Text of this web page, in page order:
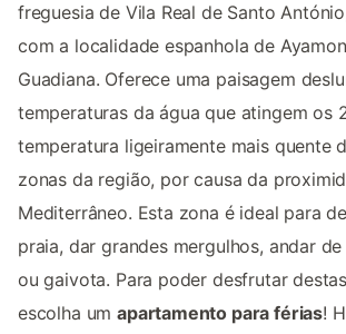
freguesia de Vila Real de Santo
com a localidade espanhola de
Guadiana. Oferece uma paisagem
temperaturas da água que atingem os
temperatura ligeiramente mais quente
zonas da região, por causa da
Mediterrâneo. Esta zona é ideal para
praia, dar grandes mergulhos, andar
ou gaivota. Para poder desfrutar
escolha umapartamento para férias!